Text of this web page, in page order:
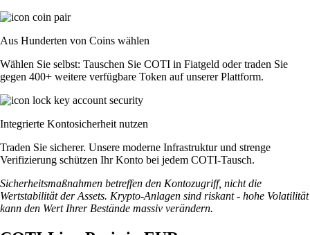
Aus Hunderten von Coins wählen
Wählen Sie selbst: Tauschen Sie COTI in Fiatgeld oder traden Sie
gegen 400+ weitere verfügbare Token auf unserer Plattform.
Integrierte Kontosicherheit nutzen
Traden Sie sicherer. Unsere moderne Infrastruktur und strenge
Verifizierung schützen Ihr Konto bei jedem COTI-Tausch.
Sicherheitsmaßnahmen betreffen den Kontozugriff, nicht die
Wertstabilität der Assets. Krypto-Anlagen sind riskant - hohe Volatilität
kann den Wert Ihrer Bestände massiv verändern.